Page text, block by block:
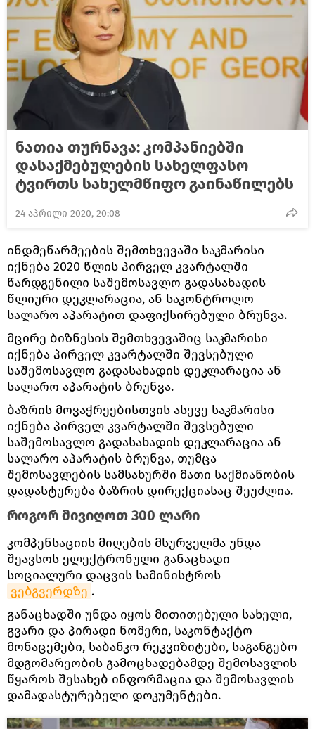
ნათია თურნავა: კომპანიებში
დასაქმებულების სახელფასო
ტვირთს სახელმწიფო გაინაწილებს
24 აპრილი 2020, 20:08
ინდმეწარმეების შემთხვევაში საკმარისი
იქნება 2020 წლის პირველ კვარტალში
წარდგენილი საშემოსავლო გადასახადის
წლიური დეკლარაცია, ან საკონტროლო
სალარო აპარატით დაფიქსირებული ბრუნვა.
მცირე ბიზნესის შემთხვევაშიც საკმარისი
იქნება პირველ კვარტალში შევსებული
საშემოსავლო გადასახადის დეკლარაცია ან
სალარო აპარატის ბრუნვა.
ბაზრის მოვაჭრეებისთვის ასევე საკმარისი
იქნება პირველ კვარტალში შევსებული
საშემოსავლო გადასახადის დეკლარაცია ან
სალარო აპარატის ბრუნვა, თუმცა
შემოსავლების სამსახურში მათი საქმიანობის
დადასტურება ბაზრის დირექციასაც შეუძლია.
როგორ მივიღოთ 300 ლარი
კომპენსაციის მიღების მსურველმა უნდა
შეავსოს ელექტრონული განაცხადი
სოციალური დაცვის სამინისტროს
ვებგვერდზე .
განაცხადში უნდა იყოს მითითებული სახელი,
გვარი და პირადი ნომერი, საკონტაქტო
მონაცემები, საბანკო რეკვიზიტები, საგანგებო
მდგომარეობის გამოცხადებამდე შემოსავლის
წყაროს შესახებ ინფორმაცია და შემოსავლის
დამადასტურებელი დოკუმენტები.